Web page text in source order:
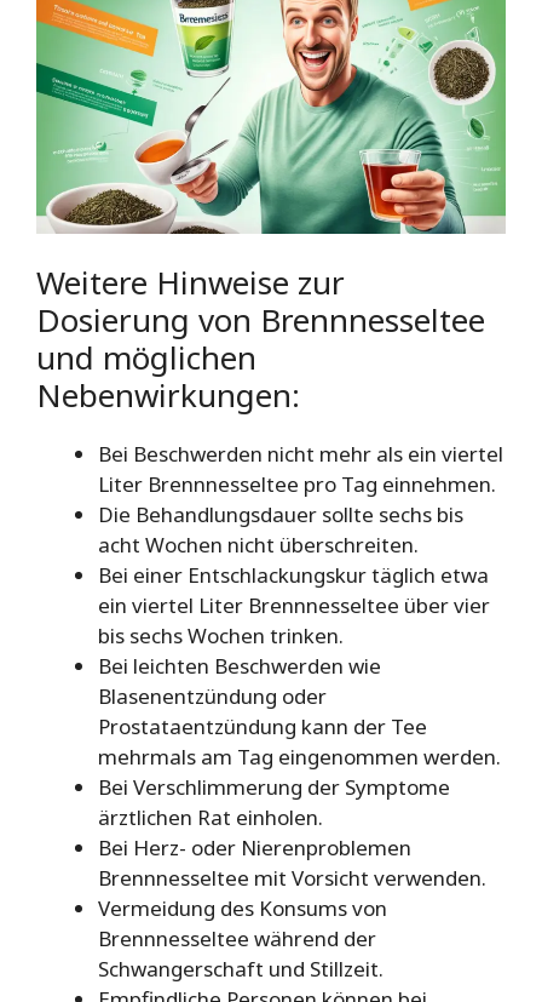
Weitere Hinweise zur
Dosierung von Brennnesseltee
und möglichen
Nebenwirkungen:
Bei Beschwerden nicht mehr als ein viertel
Liter Brennnesseltee pro Tag einnehmen.
Die Behandlungsdauer sollte sechs bis
acht Wochen nicht überschreiten.
Bei einer Entschlackungskur täglich etwa
ein viertel Liter Brennnesseltee über vier
bis sechs Wochen trinken.
Bei leichten Beschwerden wie
Blasenentzündung oder
Prostataentzündung kann der Tee
mehrmals am Tag eingenommen werden.
Bei Verschlimmerung der Symptome
ärztlichen Rat einholen.
Bei Herz- oder Nierenproblemen
Brennnesseltee mit Vorsicht verwenden.
Vermeidung des Konsums von
Brennnesseltee während der
Schwangerschaft und Stillzeit.